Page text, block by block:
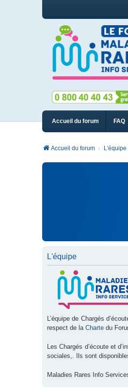
Accueil du forum FAQ
Accueil du forum L'équipe
L'équipe
L’équipe de Chargés
respect de la Charte du
Les Chargés d’écoute et
sociales,. Ils sont
Maladies Rares Info